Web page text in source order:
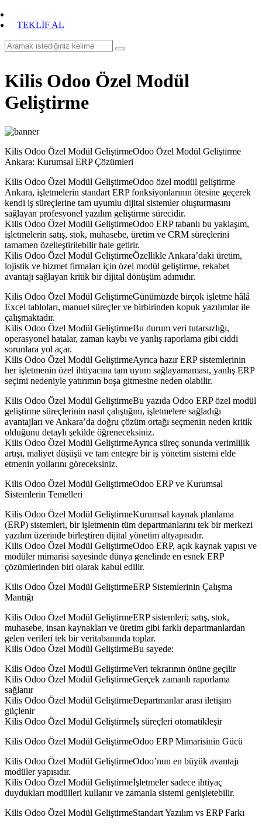
TEKLİF AL
Kilis Odoo Özel Modül
Geliştirme
Kilis Odoo Özel Modül GeliştirmeOdoo Özel Modül Geliştirme
Ankara: Kurumsal ERP Çözümleri
Kilis Odoo Özel Modül GeliştirmeOdoo özel modül geliştirme
Ankara, işletmelerin standart ERP fonksiyonlarının ötesine geçerek
kendi iş süreçlerine tam uyumlu dijital sistemler oluşturmasını
sağlayan profesyonel yazılım geliştirme sürecidir.
Kilis Odoo Özel Modül GeliştirmeOdoo ERP tabanlı bu yaklaşım,
işletmelerin satış, stok, muhasebe, üretim ve CRM süreçlerini
tamamen özelleştirilebilir hale getirir.
Kilis Odoo Özel Modül GeliştirmeÖzellikle Ankara’daki üretim,
lojistik ve hizmet firmaları için özel modül geliştirme, rekabet
avantajı sağlayan kritik bir dijital dönüşüm adımıdır.
Kilis Odoo Özel Modül GeliştirmeGünümüzde birçok işletme hâlâ
Excel tabloları, manuel süreçler ve birbirinden kopuk yazılımlar ile
çalışmaktadır.
Kilis Odoo Özel Modül GeliştirmeBu durum veri tutarsızlığı,
operasyonel hatalar, zaman kaybı ve yanlış raporlama gibi ciddi
sorunlara yol açar.
Kilis Odoo Özel Modül GeliştirmeAyrıca hazır ERP sistemlerinin
her işletmenin özel ihtiyacına tam uyum sağlayamaması, yanlış ERP
seçimi nedeniyle yatırımın boşa gitmesine neden olabilir.
Kilis Odoo Özel Modül GeliştirmeBu yazıda Odoo ERP özel modül
geliştirme süreçlerinin nasıl çalıştığını, işletmelere sağladığı
avantajları ve Ankara’da doğru çözüm ortağı seçmenin neden kritik
olduğunu detaylı şekilde öğreneceksiniz.
Kilis Odoo Özel Modül GeliştirmeAyrıca süreç sonunda verimlilik
artışı, maliyet düşüşü ve tam entegre bir iş yönetim sistemi elde
etmenin yollarını göreceksiniz.
Kilis Odoo Özel Modül GeliştirmeOdoo ERP ve Kurumsal
Sistemlerin Temelleri
Kilis Odoo Özel Modül GeliştirmeKurumsal kaynak planlama
(ERP) sistemleri, bir işletmenin tüm departmanlarını tek bir merkezi
yazılım üzerinde birleştiren dijital yönetim altyapısıdır.
Kilis Odoo Özel Modül GeliştirmeOdoo ERP, açık kaynak yapısı ve
modüler mimarisi sayesinde dünya genelinde en esnek ERP
çözümlerinden biri olarak kabul edilir.
Kilis Odoo Özel Modül GeliştirmeERP Sistemlerinin Çalışma
Mantığı
Kilis Odoo Özel Modül GeliştirmeERP sistemleri; satış, stok,
muhasebe, insan kaynakları ve üretim gibi farklı departmanlardan
gelen verileri tek bir veritabanında toplar.
Kilis Odoo Özel Modül GeliştirmeBu sayede:
Kilis Odoo Özel Modül GeliştirmeVeri tekrarının önüne geçilir
Kilis Odoo Özel Modül GeliştirmeGerçek zamanlı raporlama
sağlanır
Kilis Odoo Özel Modül GeliştirmeDepartmanlar arası iletişim
güçlenir
Kilis Odoo Özel Modül Geliştirmeİş süreçleri otomatikleşir
Kilis Odoo Özel Modül GeliştirmeOdoo ERP Mimarisinin Gücü
Kilis Odoo Özel Modül GeliştirmeOdoo’nun en büyük avantajı
modüler yapısıdır.
Kilis Odoo Özel Modül Geliştirmeİşletmeler sadece ihtiyaç
duydukları modülleri kullanır ve zamanla sistemi genişletebilir.
Kilis Odoo Özel Modül GeliştirmeStandart Yazılım vs ERP Farkı